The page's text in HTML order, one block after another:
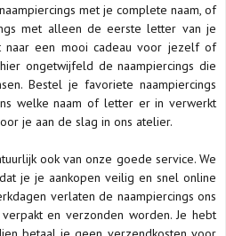
met je complete naam, of
met alleen de eerste letter van je
een mooi cadeau voor jezelf of
ongetwijfeld de naampiercings die
Bestel je favoriete naampiercings
welke naam of letter er in verwerkt
je aan de slag in ons atelier.
ook van onze goede service. We
je je aankopen veilig en snel online
verlaten de naampiercings ons
en verzonden worden. Je hebt